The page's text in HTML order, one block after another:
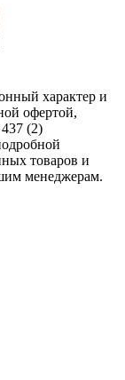
характер и
офертой,
(2)
товаров и
менеджерам.